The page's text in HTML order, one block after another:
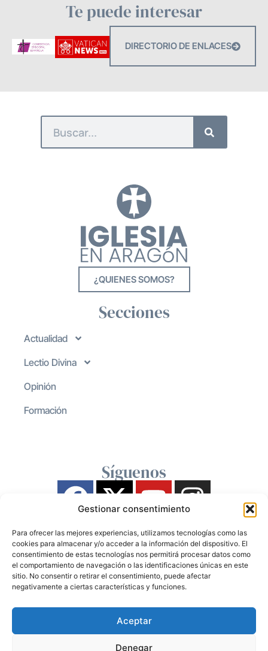
Gestionar consentimiento
Para ofrecer las mejores experiencias, utilizamos tecnologías como las
cookies para almacenar y/o acceder a la información del dispositivo. El
consentimiento de estas tecnologías nos permitirá procesar datos como
el comportamiento de navegación o las identificaciones únicas en este
sitio. No consentir o retirar el consentimiento, puede afectar
negativamente a ciertas características y funciones.
Aceptar
Denegar
Te puede interesar
DIRECTORIO DE ENLACES
¿QUIENES SOMOS?
Secciones
Actualidad
Lectio Divina
Opinión
Formación
Síguenos